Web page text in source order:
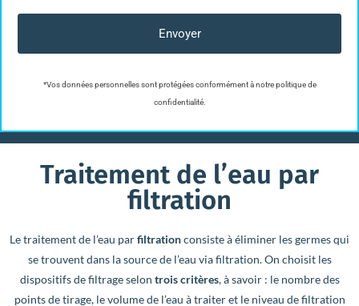
Envoyer
*Vos données personnelles sont protégées conformément à notre politique de
confidentialité.
Traitement de l’eau par
filtration
Le traitement de l’eau parfiltrationconsiste à éliminer les germes qui
se trouvent dans la source de l’eau via filtration. On choisit les
dispositifs de filtrage selon trois critères, à savoir : le nombre des
points de tirage, le volume de l’eau à traiter et le niveau de filtration